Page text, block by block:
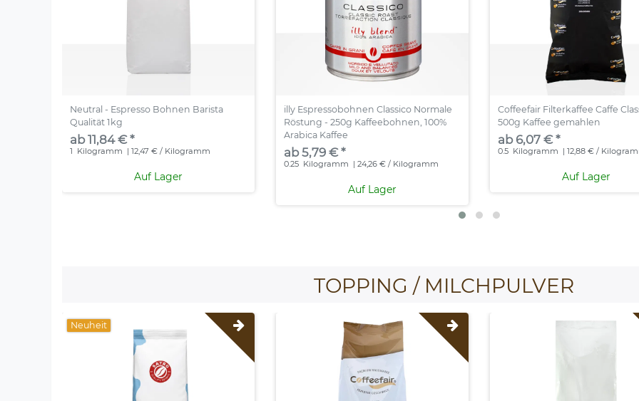
Neutral - Espresso Bohnen Barista
Qualität 1kg
ab 11,84 € *
1 Kilogramm | 12,47 € / Kilogramm
Auf Lager
illy Espressobohnen Classico Normale
Röstung - 250g Kaffeebohnen, 100%
Arabica Kaffee
ab 5,79 € *
0.25 Kilogramm | 24,26 € / Kilogramm
Auf Lager
Coffeefair Filterkaffee Caffe
500g Kaffee gemahlen
ab 6,07 € *
0.5 Kilogramm | 12,88 € /
Auf Lager
TOPPING / MILCHPULVER
Neuheit